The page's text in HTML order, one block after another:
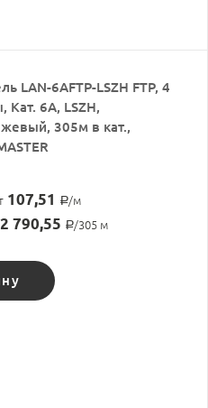
LAN-6AFTP-LSZH FTP, 4
Кат. 6А, LSZH,
305м в кат.,
107,51 Р/м
790,55 Р/305 м